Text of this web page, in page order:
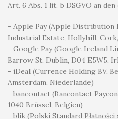
Art. 6 Abs. 1 lit. b DSGVO an
- Apple Pay (Apple
Industrial Estate, Hollyhill,
- Google Pay (Google Ireland
Barrow St, Dublin, D04 E5W5,
- iDeal (Currence Holding BV,
Amsterdam, Niederlande)
- bancontact (Bancontact
1040 Brüssel, Belgien)
- blik (Polski Standard